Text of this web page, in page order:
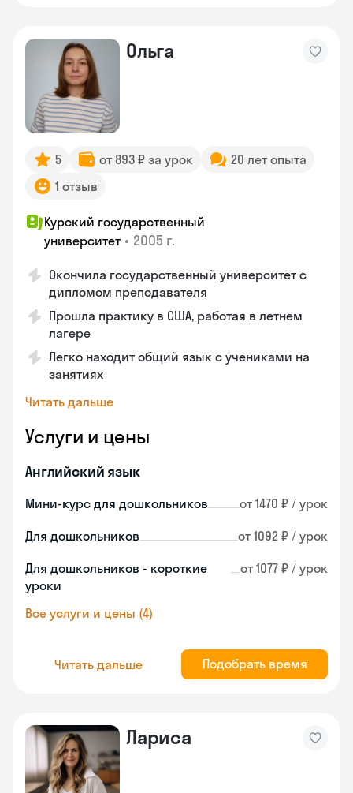
Ольга
5 от 893 ₽ за урок
20 лет опыта
1 отзыв
Курский государственный
университет • 2005 г.
Окончила государственный университет с
дипломом преподавателя
Прошла практику в США, работая в летнем
лагере
Легко находит общий язык с учениками на
занятиях
Читать дальше
Услуги и цены
Английский язык
Мини-курс для дошкольников от 1470 ₽ / урок
Для дошкольников от 1092 ₽ / урок
Для дошкольников - короткие
уроки
от 1077 ₽ / урок
Все услуги и цены (4)
Читать дальше Подобрать время
Лариса